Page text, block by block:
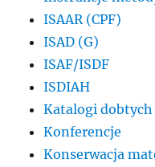
ISAAR (CPF)
ISAD (G)
ISAF/ISDF
ISDIAH
Katalogi
Konferencje
Konserwacja